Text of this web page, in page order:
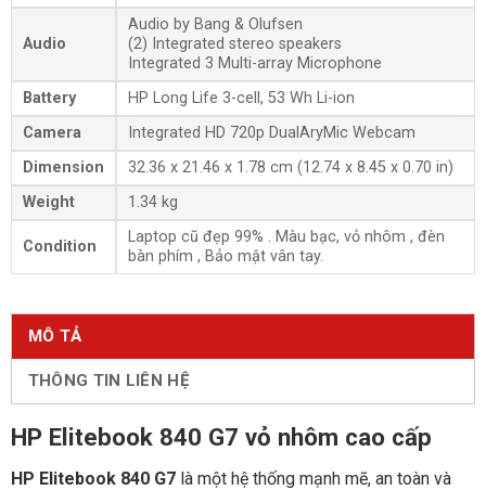
MÔ TẢ
THÔNG TIN LIÊN HỆ
HP Elitebook 840 G7 vỏ nhôm cao cấp
HP Elitebook 840 G7 là một hệ thống mạnh mẽ, an toàn và
Audio
Audio by Bang & Olufsen
(2) Integrated stereo speakers
Integrated 3 Multi-array Microphone
Battery
HP Long Life 3-cell, 53 Wh Li-ion
Camera
Integrated HD 720p DualAryMic Webcam
Dimension
32.36 x 21.46 x 1.78 cm (12.74 x 8.45 x 0.70 in)
Weight
1.34 kg
Condition
Laptop cũ đẹp 99% . Màu bạc, vỏ nhôm , đèn
bàn phím , Bảo mật vân tay.